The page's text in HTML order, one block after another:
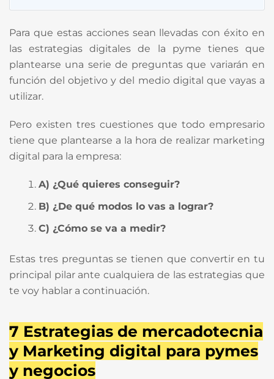
Para que estas acciones sean llevadas con éxito en
las estrategias digitales de la pyme tienes que
plantearse una serie de preguntas que variarán en
función del objetivo y del medio digital que vayas a
utilizar.
Pero existen tres cuestiones que todo empresario
tiene que plantearse a la hora de realizar marketing
digital para la empresa:
A) ¿Qué quieres conseguir?
B) ¿De qué modos lo vas a lograr?
C) ¿Cómo se va a medir?
Estas tres preguntas se tienen que convertir en tu
principal pilar ante cualquiera de las estrategias que
te voy hablar a continuación.
7 Estrategias de mercadotecnia
y Marketing digital para pymes
y negocios